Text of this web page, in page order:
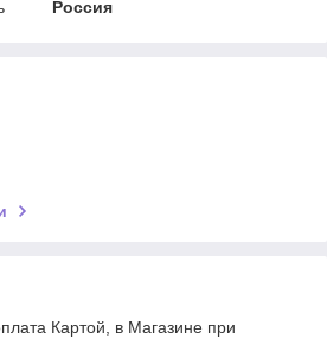
Россия
Картой, в Магазине при